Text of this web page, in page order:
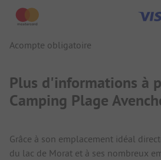
Acompte obligatoire
Plus d'informations à
Camping Plage
Grâce à son emplacement idéal
du lac de Morat et à ses nombreux